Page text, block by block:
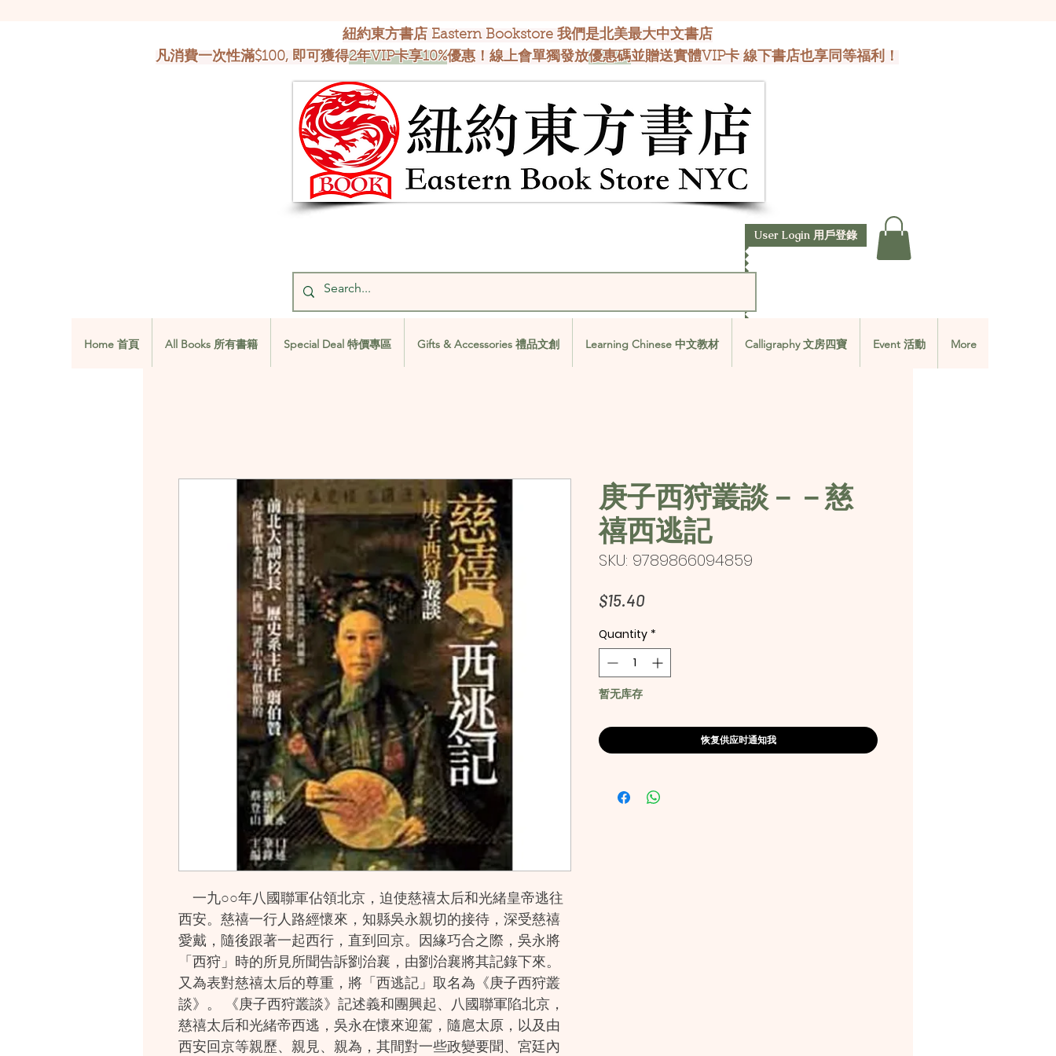
紐約東方書店 Eastern Bookstore 我們是北美最大中文書店
凡消費一次性滿$100, 即可獲得2年VIP卡享10%優惠！線上會單獨發放優惠碼並贈送實體VIP卡 線下書店也享同等福利！
User Login 用戶登錄
Home 首頁 All Books 所有書籍 Special Deal 特價專區 Gifts & Accessories 禮品文創 Learning Chinese 中文教材 Calligraphy 文房四寶 Event 活動 More
Home 首頁 All Books 所有書籍 Special Deal 特價專區 Gifts & Accessories 禮品文創 Learning Chinese 中文教材 Calligraphy 文房四寶 Event 活動 More
一九○○年八國聯軍佔領北京，迫使慈禧太后和光緒皇帝逃往
西安。慈禧一行人路經懷來，知縣吳永親切的接待，深受慈禧
愛戴，隨後跟著一起西行，直到回京。因緣巧合之際，吳永將
「西狩」時的所見所聞告訴劉治襄，由劉治襄將其記錄下來。
又為表對慈禧太后的尊重，將「西逃記」取名為《庚子西狩叢
談》。 《庚子西狩叢談》記述義和團興起、八國聯軍陷北京，
慈禧太后和光緒帝西逃，吳永在懷來迎駕，隨扈太原，以及由
西安回京等親歷、親見、親為，其間對一些政變要聞、宮廷內
庚子西狩叢談－－慈
禧西逃記
SKU: 9789866094859
$15.40Price
Quantity *
暂无库存
恢复供应时通知我